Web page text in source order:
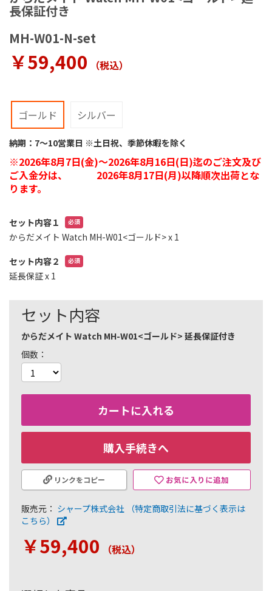
長保証付き
MH-W01-N-set
￥59,400 （税込）
ゴールド シルバー
納期：7～10営業日 ※土日祝、季節休暇を除く
※2026年8月7日(金)～2026年8月16日(日)迄のご注文及び
ご入金分は、 2026年8月17日(月)以降順次出荷とな
ります。
ー
ジ
ャ
リ
最
初
移
動
す
る
セット内容１
からだメイト Watch MH-W01<ゴールド>x 1
セット内容２
延長保証x 1
セット内容
からだメイト Watch MH-W01<ゴールド> 延長保証付き
個数
カートに入れる
購入手続きへ
お気に入りに追加
リンクをコピー
販売元： シャープ株式会社
（特定商取引法に基づく表示は
こちら）
￥59,400 （税込）